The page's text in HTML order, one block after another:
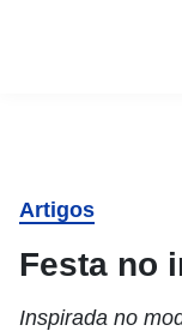
Artigos
Festa no
Inspirada no